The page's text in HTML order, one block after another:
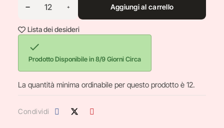
Aggiungi al carrello
Lista dei desideri

Prodotto Disponibile in 8/9 Giorni Circa
La quantità minima ordinabile per questo prodotto è 12.
Condividi